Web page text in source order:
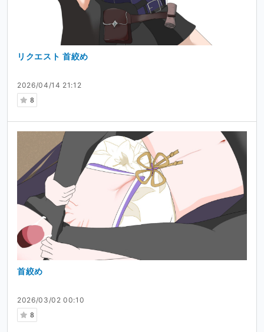
2026/04/14 21:12
8
リクエスト 首絞め
2026/03/02 00:10
8
首絞め